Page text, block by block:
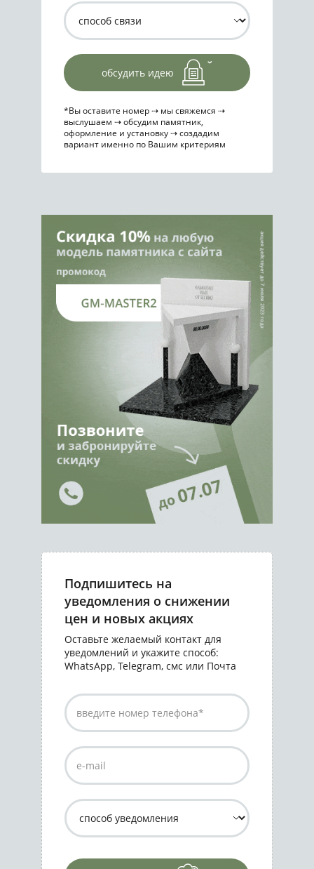
обсудить идею
*Вы оставите номер ⇢ мы свяжемся ⇢
выслушаем ⇢ обсудим памятник,
оформление и установку ⇢ создадим
вариант именно по Вашим критериям
Подпишитесь на
уведомления о снижении
цен и новых акциях
Оставьте желаемый контакт для
уведомлений и укажите способ:
WhatsApp, Telegram, смс или Почта